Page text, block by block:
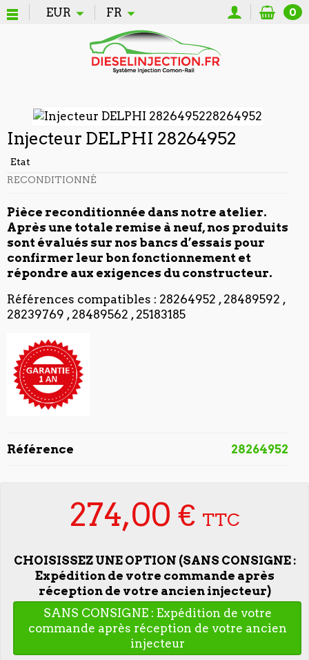
EUR FR 0
Injecteur DELPHI 28264952
Etat
RECONDITIONNÉ
Pièce reconditionnée dans notre atelier.
Après une totale remise à neuf, nos produits
sont évalués sur nos bancs d’essais pour
confirmer leur bon fonctionnement et
répondre aux exigences du constructeur.
Références compatibles : 28264952 , 28489592 ,
28239769 , 28489562 , 25183185
Référence 28264952
274,00 € TTC
CHOISISSEZ UNE OPTION (SANS CONSIGNE :
Expédition de votre commande après
réception de votre ancien injecteur)
SANS CONSIGNE : Expédition de votre
commande après réception de votre ancien
injecteur